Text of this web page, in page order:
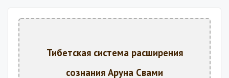
Тибетская система расширения
сознания Аруна Свами